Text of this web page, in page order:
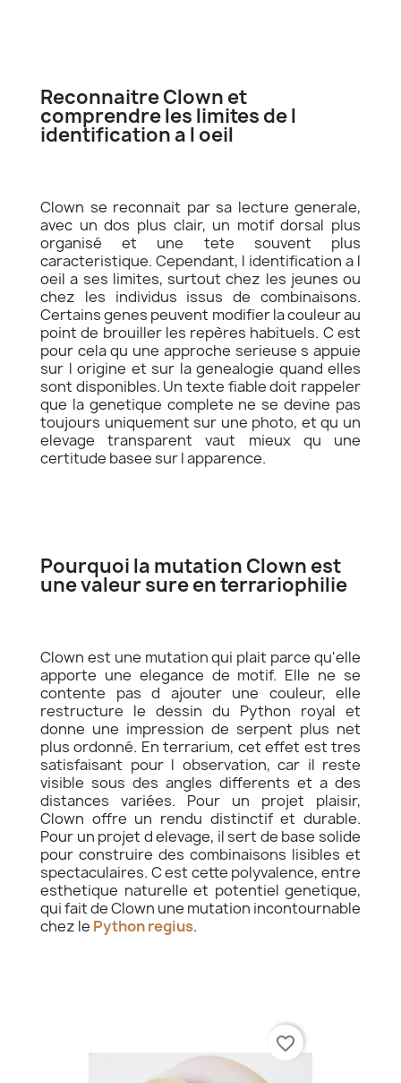
Reconnaitre Clown et
comprendre les limites de l
identification a l oeil
Clown se reconnait par sa lecture generale,
avec un dos plus clair, un motif dorsal plus
organisé et une tete souvent plus
caracteristique. Cependant, l identification a l
oeil a ses limites, surtout chez les jeunes ou
chez les individus issus de combinaisons.
Certains genes peuvent modifier la couleur au
point de brouiller les repères habituels. C est
pour cela qu une approche serieuse s appuie
sur l origine et sur la genealogie quand elles
sont disponibles. Un texte fiable doit rappeler
que la genetique complete ne se devine pas
toujours uniquement sur une photo, et qu un
elevage transparent vaut mieux qu une
certitude basee sur l apparence.
Pourquoi la mutation Clown est
une valeur sure en terrariophilie
Clown est une mutation qui plait parce qu'elle
apporte une elegance de motif. Elle ne se
contente pas d ajouter une couleur, elle
restructure le dessin du Python royal et
donne une impression de serpent plus net
plus ordonné. En terrarium, cet effet est tres
satisfaisant pour l observation, car il reste
visible sous des angles differents et a des
distances variées. Pour un projet plaisir,
Clown offre un rendu distinctif et durable.
Pour un projet d elevage, il sert de base solide
pour construire des combinaisons lisibles et
spectaculaires. C est cette polyvalence, entre
esthetique naturelle et potentiel genetique,
qui fait de Clown une mutation incontournable
chez le Python regius.
favorite_border